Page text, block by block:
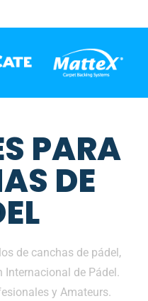
PARA
DE
de canchas de pádel,
Internacional de Pádel.
y Amateurs.